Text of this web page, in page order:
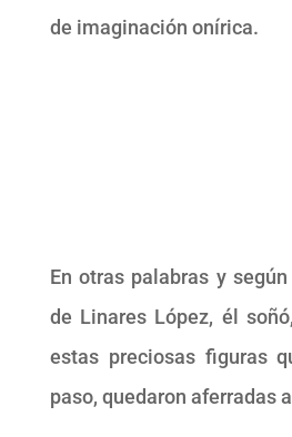
de imaginación onírica.
En otras palabras y
de Linares López, él
estas preciosas figuras
paso, quedaron aferradas